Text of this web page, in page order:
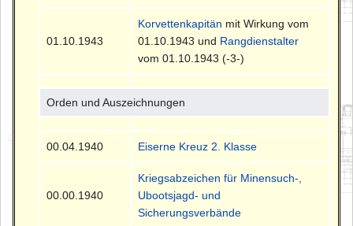
01.10.1943
Korvettenkapitän mit Wirkung vom
01.10.1943 und Rangdienstalter
vom 01.10.1943 (-3-)
Orden und Auszeichnungen
00.04.1940 Eiserne Kreuz 2. Klasse
00.00.1940
Kriegsabzeichen für Minensuch-,
Ubootsjagd- und
Sicherungsverbände